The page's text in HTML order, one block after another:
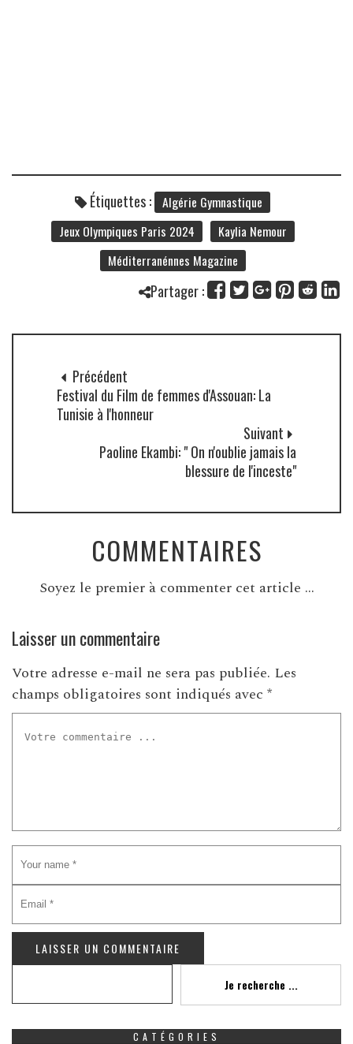
Étiquettes : Algérie Gymnastique
Jeux Olympiques Paris 2024
Kaylia Nemour
Méditerranénnes Magazine
Partager :
Précédent
Festival du Film de femmes d'Assouan: La
Tunisie à l'honneur
Suivant
Paoline Ekambi: " On n'oublie jamais la
blessure de l'inceste"
COMMENTAIRES
Soyez le premier à commenter cet article ...
Laisser un commentaire
Votre adresse e-mail ne sera pas publiée. Les
champs obligatoires sont indiqués avec *
Je recherche ...
CATÉGORIES